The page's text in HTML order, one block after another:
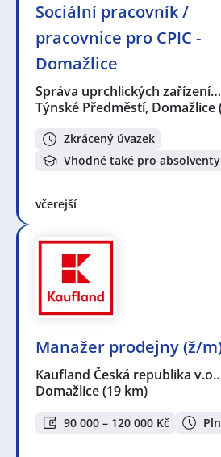
Sociální pracovník /
pracovnice pro CPIC -
Domažlice
Správa uprchlických zařízení…
Týnské Předměstí, Domažlice
Zkrácený úvazek
Vhodné také pro absolventy
včerejší
Manažer prodejny (ž/
Kaufland Česká republika
Domažlice(19 km)
90 000 – 120 000 Kč